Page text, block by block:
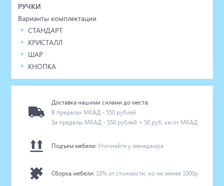
РУЧКИ
Варианты комплектации
СТАНДАРТ
КРИСТАЛЛ
ШАР
КНОПКА
Доставка нашими силами до места:
В пределах МКАД - 550 рублей
За пределы МКАД - 550 рублей + 50 руб. км от МКАД
Подъем мебели:Уточняйте у менеджера
Сборка мебели: 10% от стоимости, но не менее 1000р